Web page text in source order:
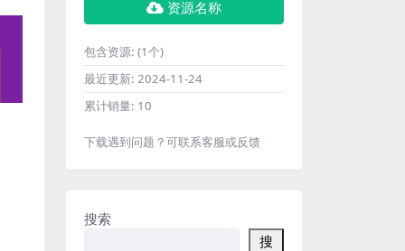
资源名称
包含资源: (1个)
最近更新: 2024-11-24
累计销量: 10
下载遇到问题？可联系客服或反馈
搜索
搜